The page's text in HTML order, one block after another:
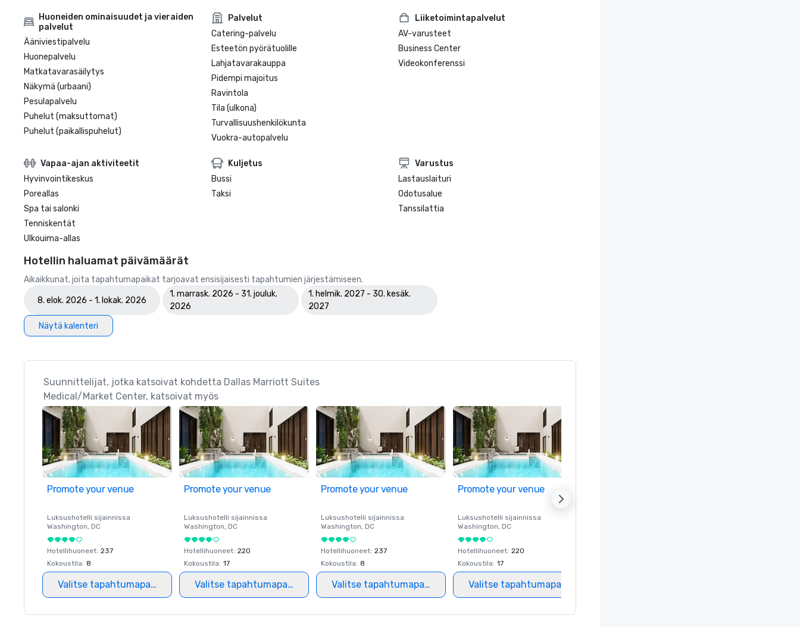
Huoneiden ominaisuudet ja vieraiden
palvelut
Ääniviestipalvelu
Huonepalvelu
Matkatavarasäilytys
Näkymä (urbaani)
Pesulapalvelu
Puhelut (maksuttomat)
Puhelut (paikallispuhelut)
Palvelut
Catering-palvelu
Esteetön pyörätuolille
Lahjatavarakauppa
Pidempi majoitus
Ravintola
Tila (ulkona)
Turvallisuushenkilökunta
Vuokra-autopalvelu
Liiketoimintapalvelut
AV-varusteet
Business Center
Videokonferenssi
Vapaa-ajan aktiviteetit
Hyvinvointikeskus
Poreallas
Spa tai salonki
Tenniskentät
Ulkouima-allas
Kuljetus
Bussi
Taksi
Varustus
Lastauslaituri
Odotusalue
Tanssilattia
Hotellin haluamat päivämäärät
Aikaikkunat, joita tapahtumapaikat tarjoavat ensisijaisesti tapahtumien järjestämiseen.
8. elok. 2026 - 1. lokak. 2026
1. marrask. 2026 - 31. jouluk.
2026
1. helmik. 2027 - 30. kesäk.
2027
Näytä kalenteri
Suunnittelijat, jotka katsoivat kohdetta Dallas Marriott Suites
Medical/Market Center, katsoivat myös
Promote your venue
Luksushotelli sijainnissa
Washington, DC
Hotellihuoneet: 237
Kokoustila: 8
Valitse tapahtumapaikka
Promote your venue
Luksushotelli sijainnissa
Washington, DC
Hotellihuoneet: 220
Kokoustila: 17
Valitse tapahtumapaikka
Promote your venue
Luksushotelli sijainnissa
Washington, DC
Hotellihuoneet: 237
Kokoustila: 8
Valitse tapahtumapaikka
Promote your venue
Luksushotelli sijainnissa
Washington, DC
Hotellihuoneet: 220
Kokoustila: 17
Valitse tapahtumapaikka